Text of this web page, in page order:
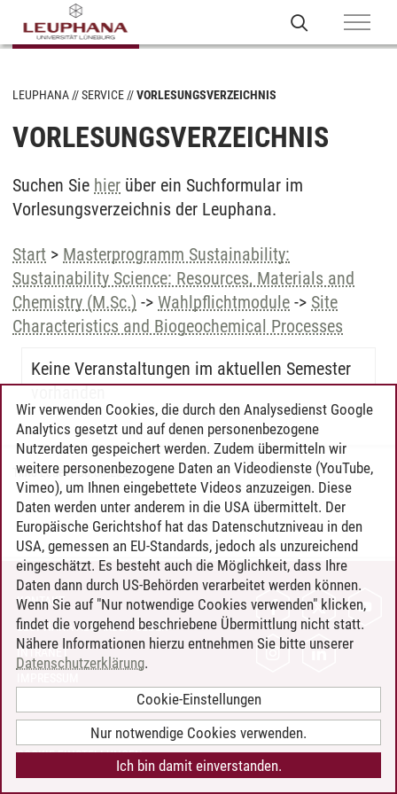
LEUPHANA SERVICE VORLESUNGSVERZEICHNIS
VORLESUNGSVERZEICHNIS
Suchen Sie hier über ein Suchformular im
Vorlesungsverzeichnis der Leuphana.
Start > Masterprogramm Sustainability:
Sustainability Science: Resources, Materials and
Chemistry (M.Sc.) -> Wahlpflichtmodule -> Site
Characteristics and Biogeochemical Processes
Keine Veranstaltungen im aktuellen Semester
vorhanden
Timo Leder/30.06.2024
KONTAKT
LEUPHANA ALS ARBEITGEBER
INTRANET
BARRIEREFREIHEIT
COOKIE-EINSTELLUNGEN
Wir verwenden Cookies, die durch den Analysedienst Google
Analytics gesetzt und auf denen personenbezogene
Nutzerdaten gespeichert werden. Zudem übermitteln wir
weitere personenbezogene Daten an Videodienste (YouTube,
Vimeo), um Ihnen eingebettete Videos anzuzeigen. Diese
Daten werden unter anderem in die USA übermittelt. Der
Europäische Gerichtshof hat das Datenschutzniveau in den
USA, gemessen an EU-Standards, jedoch als unzureichend
eingeschätzt. Es besteht auch die Möglichkeit, dass Ihre
Daten dann durch US-Behörden verarbeitet werden können.
Wenn Sie auf "Nur notwendige Cookies verwenden" klicken,
findet die vorgehend beschriebene Übermittlung nicht statt.
Nähere Informationen hierzu entnehmen Sie bitte unserer
Datenschutzerklärung.
Cookie-Einstellungen
Nur notwendige Cookies verwenden.
Ich bin damit einverstanden.